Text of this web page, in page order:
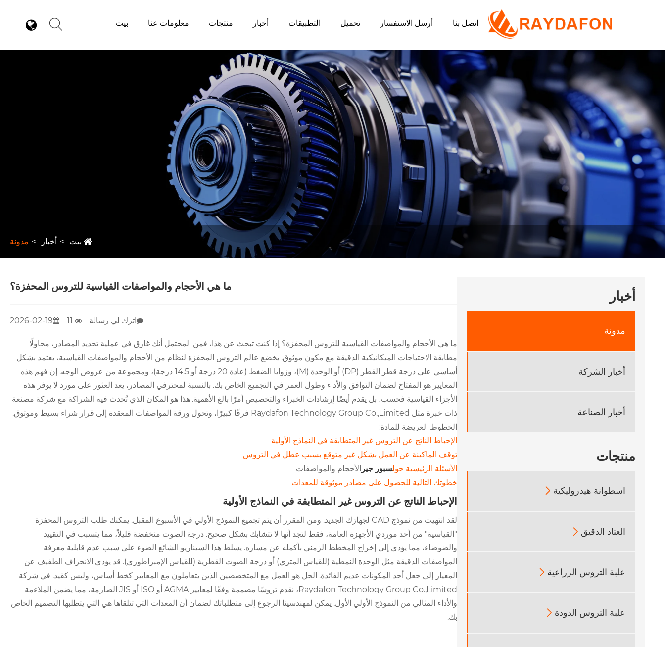
بيت معلومات عنا منتجات أخبار التطبيقات تحميل أرسل الاستفسار اتصل بنا
بيت أخبار مدونة
أخبار
مدونة
أخبار الشركة
أخبار الصناعة
منتجات
اسطوانة هيدروليكية 
العتاد الدقيق 
علبة التروس الزراعية 
علبة التروس الدودة 
ما هي الأحجام والمواصفات القياسية للتروس المحفزة؟
2026-02-19 اترك لي رسالة
ما هي الأحجام والمواصفات القياسية للتروس المحفزة؟ إذا كنت تبحث عن هذا، فمن المحتمل أنك غارق في عملية تحديد المصادر، محاولًا
مطابقة الاحتياجات الميكانيكية الدقيقة مع مكون موثوق. يخضع عالم التروس المحفزة لنظام من الأحجام والمواصفات القياسية، يعتمد بشكل
أساسي على درجة قطر القطر (DP) أو الوحدة (M)، وزوايا الضغط (عادة 20 درجة أو 14.5 درجة)، ومجموعة من عروض الوجه. إن فهم هذه
المعايير هو المفتاح لضمان التوافق والأداء وطول العمر في التجميع الخاص بك. بالنسبة لمحترفي المصادر، يعد العثور على مورد لا يوفر هذه
الأجزاء القياسية فحسب، بل يقدم أيضًا إرشادات الخبراء والتخصيص أمرًا بالغ الأهمية. هذا هو المكان الذي تُحدث فيه الشراكة مع شركة مصنعة
ذات خبرة مثل Raydafon Technology Group Co.,Limited فرقًا كبيرًا، وتحول ورقة المواصفات المعقدة إلى قرار شراء بسيط وموثوق.
الخطوط العريضة للمادة:
الإحباط الناتج عن التروس غير المتطابقة في النماذج الأولية
توقف الماكينة عن العمل بشكل غير متوقع بسبب عطل في التروس
الأسئلة الرئيسية حولسبور جير الأحجام والمواصفات
خطوتك التالية للحصول على مصادر موثوقة للمعدات
الإحباط الناتج عن التروس غير المتطابقة في النماذج الأولية
لقد انتهيت من نموذج CAD لجهازك الجديد. ومن المقرر أن يتم تجميع النموذج الأولي في الأسبوع المقبل. يمكنك طلب التروس المحفزة
"القياسية" من أحد موردي الأجهزة العامة، فقط لتجد أنها لا تتشابك بشكل صحيح. درجة الصوت منخفضة قليلاً، مما يتسبب في التقييد
والضوضاء، مما يؤدي إلى إخراج المخطط الزمني بأكمله عن مساره. يسلط هذا السيناريو الشائع الضوء على سبب عدم قابلية معرفة
المواصفات الدقيقة مثل الوحدة النمطية (للقياس المتري) أو درجة الصوت القطرية (للقياس الإمبراطوري). قد يؤدي الانحراف الطفيف عن
المعيار إلى جعل أحد المكونات عديم الفائدة. الحل هو العمل مع المتخصصين الذين يتعاملون مع المعايير كخط أساس، وليس كقيد. في شركة
Raydafon Technology Group Co.,Limited، نقدم تروسًا مصممة وفقًا لمعايير AGMA أو ISO أو JIS الصارمة، مما يضمن الملاءمة
والأداء المثالي من النموذج الأولي الأول. يمكن لمهندسينا الرجوع إلى متطلباتك لضمان أن المعدات التي تتلقاها هي التي يتطلبها التصميم الخاص
بك.